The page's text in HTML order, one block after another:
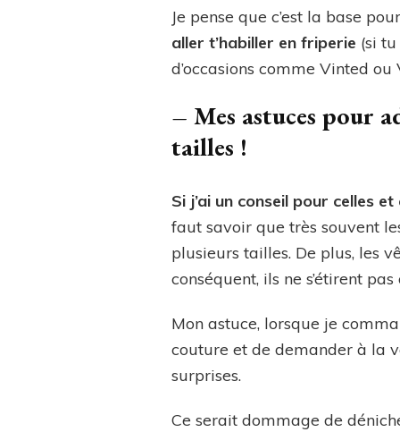
Je pense que c’est la base
aller t’habiller en friperie (si
d’occasions comme Vinted
– Mes astuces pour
tailles !
Si j’ai un conseil pour celles
faut savoir que très souvent
plusieurs tailles. De plus, les
conséquent, ils ne s’étirent pas
Mon astuce, lorsque je
couture et de demander à la
surprises.
Ce serait dommage de